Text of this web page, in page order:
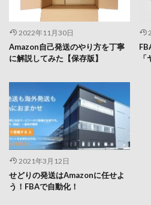
2022年11月30日
Amazon自己発送のやり方を丁寧
に解説してみた【保存版】
2021年3月12日
せどりの発送はAmazonに任せよ
う！FBAで自動化！